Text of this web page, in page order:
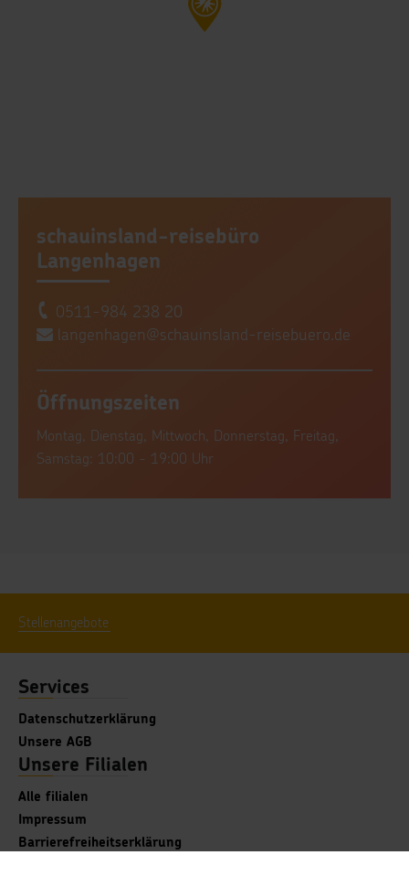
schauinsland-reisebüro
Langenhagen
0511-984 238 20
langenhagen@schauinsland-reisebuero.de
Öffnungszeiten
Montag, Dienstag, Mittwoch, Donnerstag, Freitag,
Samstag: 10:00 - 19:00 Uhr
Stellenangebote
Services
Datenschutzerklärung
Unsere AGB
Unsere Filialen
Alle filialen
Impressum
Barrierefreiheitserklärung